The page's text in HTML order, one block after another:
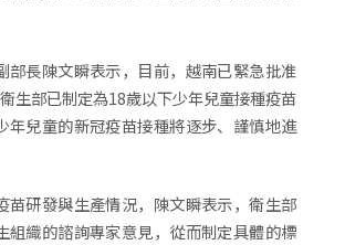
部長陳文瞬表示，目前，越南已緊急批准
生部已制定為18歲以下少年兒童接種疫苗
年兒童的新冠疫苗接種將逐步、謹慎地進
苗研發與生產情況，陳文瞬表示，衛生部
組織的諮詢專家意見，從而制定具體的標